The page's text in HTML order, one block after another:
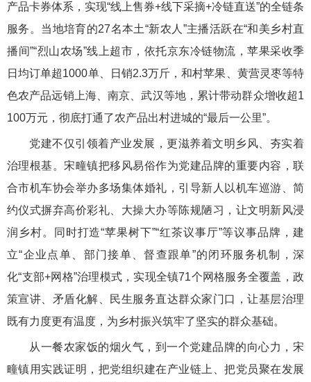
产品卡券体系，实现“线上售券+线下采摘+冷链直送”的全链条
服务。当地培育的27名本土“新农人”主播活跃在“和美乡村直
播间”“烈山农场”线上超市，依托京东冷链物流，苹果采收季
日均订单超1000单、日销2.3万斤，和村苹果、黄营灵枣等特
色农产品远销上海、南京、武汉等地，累计带动群众增收超1
100万元，彻底打通了农产品出村进城的“最后一公里”。
党建不仅引领着产业发展，更滋养着文明乡风、夯实着
治理根基。宋疃镇把移风易俗作为党建品牌的重要内容，联
合市机车协会举办多场集体婚礼，引导新人以机车巡游、简
约仪式摒弃高价彩礼、大操大办等陈规陋习，让文明新风浸
润乡村。同时打造“苹果树下”“红茶议事厅”等议事品牌，建
立“企业点单、部门接单、督查跟单”的闭环服务机制，深
化“支部+网格”治理模式，实现全镇71个网格服务全覆盖，政
策宣讲、矛盾化解、民生服务直达群众家门口，让基层治理
既有力度更有温度，为乡村振兴筑牢了坚实的群众基础。
从一餐农家饭的烟火气，到一个党建品牌的向心力，宋
疃镇用实践证明，把党组织建在产业链上、把党员聚在发展